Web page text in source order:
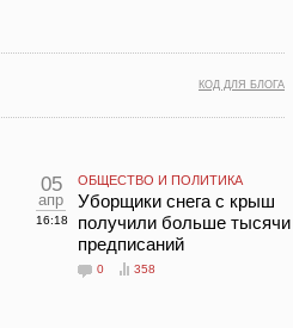
КОД ДЛЯ БЛОГА
05
апр
16:18
ОБЩЕСТВО И ПОЛИТИКА
Уборщики снега с крыш
получили больше тысячи
предписаний
0 358